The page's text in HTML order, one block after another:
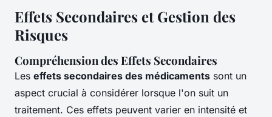
Effets Secondaires et Gestion des
Risques
Compréhension des Effets Secondaires
Les effets secondaires des médicaments sont un
aspect crucial à considérer lorsque l'on suit un
traitement. Ces effets peuvent varier en intensité et